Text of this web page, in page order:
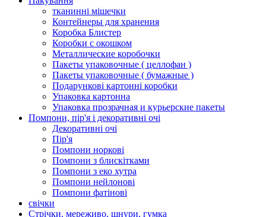
тканинні мішечки
Контейнеры для хранения
Коробка Блистер
Коробки с окошком
Металлические коробочки
Пакеты упаковочные ( целлофан )
Пакеты упаковочные ( бумажные )
Подарункові картонні коробки
Упаковка картонна
Упаковка прозрачная и курьерские пакеты
Помпони, пір'я і декоративні очі
Декоративні очі
Пір'я
Помпони норкові
Помпони з блискітками
Помпони з еко хутра
Помпони нейлонові
Помпони фатінові
свічки
Стрічки, мереживо, шнури, гумка